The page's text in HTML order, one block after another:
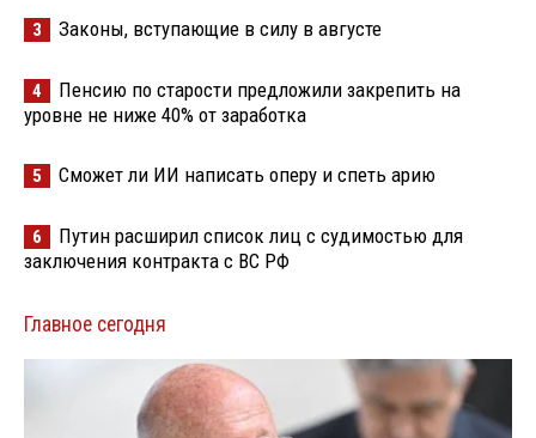
3 Законы, вступающие в силу в августе
4
Пенсию по старости предложили закрепить на
уровне не ниже 40% от заработка
5 Сможет ли ИИ написать оперу и спеть арию
6
Путин расширил список лиц с судимостью для
заключения контракта с ВС РФ
Главное сегодня